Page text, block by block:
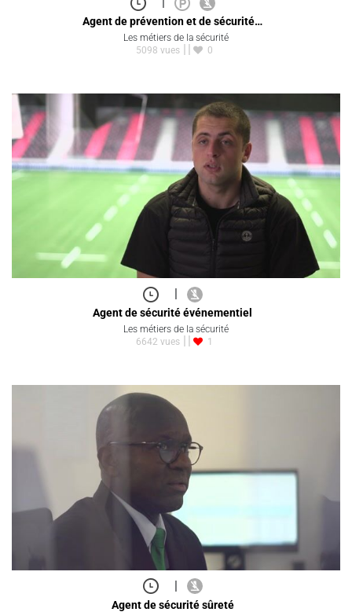
Agent de prévention et de sécurité…
Les métiers de la sécurité
5098 vues
0
Agent de sécurité événementiel
Les métiers de la sécurité
6642 vues
1
|
Agent de sécurité sûreté